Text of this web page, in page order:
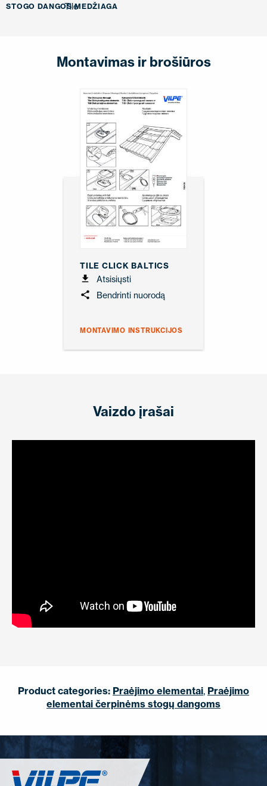
STOGO DANGOS MEDŽIAGA
Tile
Montavimas ir brošiūros
TILE CLICK BALTICS
Atsisiųsti
Bendrinti nuorodą
MONTAVIMO INSTRUKCIJOS
Vaizdo įrašai
Product categories: Praėjimo elementai, Praėjimo
elementai čerpinėms stogų dangoms